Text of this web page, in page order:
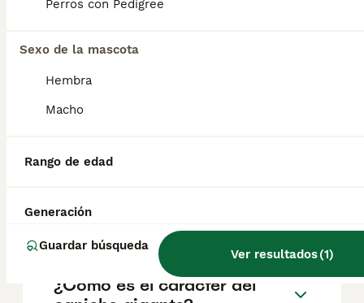
Perros con Pedigree
Sexo de la mascota
Hembra
Macho
Rango de edad
Generación
Guardar búsqueda
Ver resultados(1)
salud y el bienestar de los animales.
de comprometerse siempre es la mejor
¿Cuáles son los 3 tamaños
¿Cuánto cuesta un caniche
grande?
¿Cómo es el carácter del